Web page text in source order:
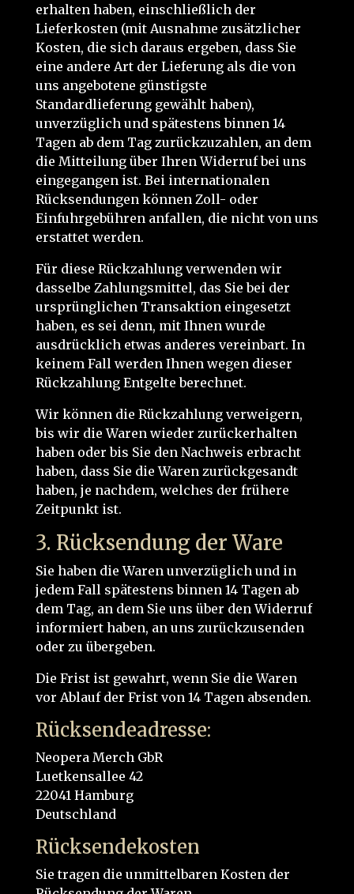
erhalten haben, einschließlich der
Lieferkosten (mit Ausnahme zusätzlicher
Kosten, die sich daraus ergeben, dass Sie
eine andere Art der Lieferung als die von
uns angebotene günstigste
Standardlieferung gewählt haben),
unverzüglich und spätestens binnen 14
Tagen ab dem Tag zurückzuzahlen, an dem
die Mitteilung über Ihren Widerruf bei uns
eingegangen ist. Bei internationalen
Rücksendungen können Zoll- oder
Einfuhrgebühren anfallen, die nicht von uns
erstattet werden.
Für diese Rückzahlung verwenden wir
dasselbe Zahlungsmittel, das Sie bei der
ursprünglichen Transaktion eingesetzt
haben, es sei denn, mit Ihnen wurde
ausdrücklich etwas anderes vereinbart. In
keinem Fall werden Ihnen wegen dieser
Rückzahlung Entgelte berechnet.
Wir können die Rückzahlung verweigern,
bis wir die Waren wieder zurückerhalten
haben oder bis Sie den Nachweis erbracht
haben, dass Sie die Waren zurückgesandt
haben, je nachdem, welches der frühere
Zeitpunkt ist.
3. Rücksendung der Ware
Sie haben die Waren unverzüglich und in
jedem Fall spätestens binnen 14 Tagen ab
dem Tag, an dem Sie uns über den Widerruf
informiert haben, an uns zurückzusenden
oder zu übergeben.
Die Frist ist gewahrt, wenn Sie die Waren
vor Ablauf der Frist von 14 Tagen absenden.
Rücksendeadresse:
Neopera Merch GbR
Luetkensallee 42
22041 Hamburg
Deutschland
Rücksendekosten
Sie tragen die unmittelbaren Kosten der